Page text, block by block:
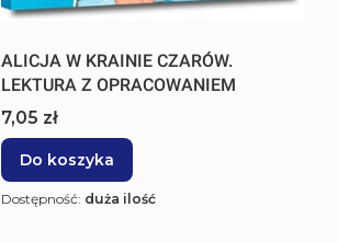
ALICJA W KRAINIE CZARÓW.
LEKTURA Z OPRACOWANIEM
Cena
7,05 zł
Do koszyka
Dostępność: duża ilość